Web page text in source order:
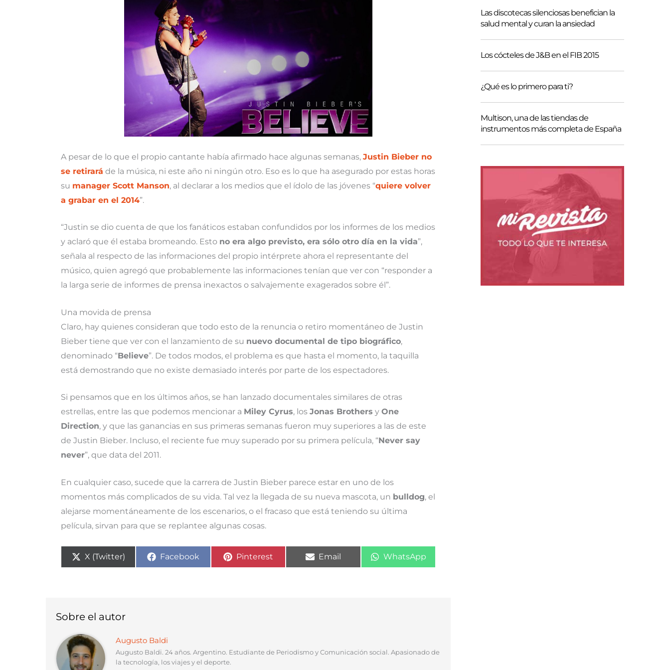
A pesar de lo que el propio cantante había afirmado hace algunas semanas, Justin Bieber no
se retirará de la música, ni este año ni ningún otro. Eso es lo que ha asegurado por estas horas
su manager Scott Manson, al declarar a los medios que el ídolo de las jóvenes “quiere volver
a grabar en el 2014”.
“Justin se dio cuenta de que los fanáticos estaban confundidos por los informes de los medios
y aclaró que él estaba bromeando. Esto no era algo previsto, era sólo otro día en la vida”,
señala al respecto de las informaciones del propio intérprete ahora el representante del
músico, quien agregó que probablemente las informaciones tenían que ver con “responder a
la larga serie de informes de prensa inexactos o salvajemente exagerados sobre él”.
Una movida de prensa
Claro, hay quienes consideran que todo esto de la renuncia o retiro momentáneo de Justin
Bieber tiene que ver con el lanzamiento de su nuevo documental de tipo biográfico,
denominado “Believe”. De todos modos, el problema es que hasta el momento, la taquilla
está demostrando que no existe demasiado interés por parte de los espectadores.
Si pensamos que en los últimos años, se han lanzado documentales similares de otras
estrellas, entre las que podemos mencionar a Miley Cyrus, los Jonas Brothers y One
Direction, y que las ganancias en sus primeras semanas fueron muy superiores a las de este
de Justin Bieber. Incluso, el reciente fue muy superado por su primera película, “Never say
never”, que data del 2011.
En cualquier caso, sucede que la carrera de Justin Bieber parece estar en uno de los
momentos más complicados de su vida. Tal vez la llegada de su nueva mascota, un bulldog, el
alejarse momentáneamente de los escenarios, o el fracaso que está teniendo su última
película, sirvan para que se replantee algunas cosas.
Compartir
en
X (Twitter)
Compartir
Facebook
Compartir
Pinterest
Compartir
Email
Compartir
WhatsApp
Sobre el autor
Augusto Baldi
Augusto Baldi. 24 años. Argentino. Estudiante de Periodismo y Comunicación social. Apasionado de
la tecnología, los viajes y el deporte.
Las discotecas silenciosas benefician la
salud mental y curan la ansiedad
Los cócteles de J&B en el FIB 2015
¿Qué es lo primero para ti?
Multison, una de las tiendas de
instrumentos más completa de España